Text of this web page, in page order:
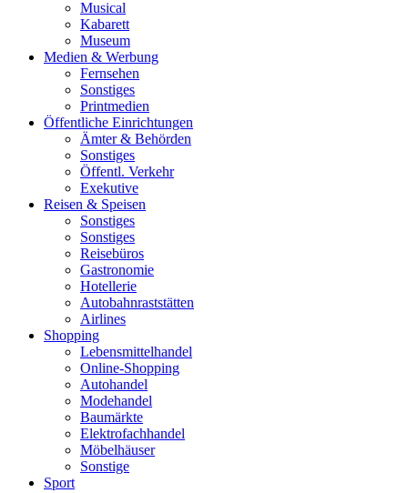
Musical
Kabarett
Museum
Medien & Werbung
Fernsehen
Sonstiges
Printmedien
Öffentliche Einrichtungen
Ämter & Behörden
Sonstiges
Öffentl. Verkehr
Exekutive
Reisen & Speisen
Sonstiges
Sonstiges
Reisebüros
Gastronomie
Hotellerie
Autobahnraststätten
Airlines
Shopping
Lebensmittelhandel
Online-Shopping
Autohandel
Modehandel
Baumärkte
Elektrofachhandel
Möbelhäuser
Sonstige
Sport